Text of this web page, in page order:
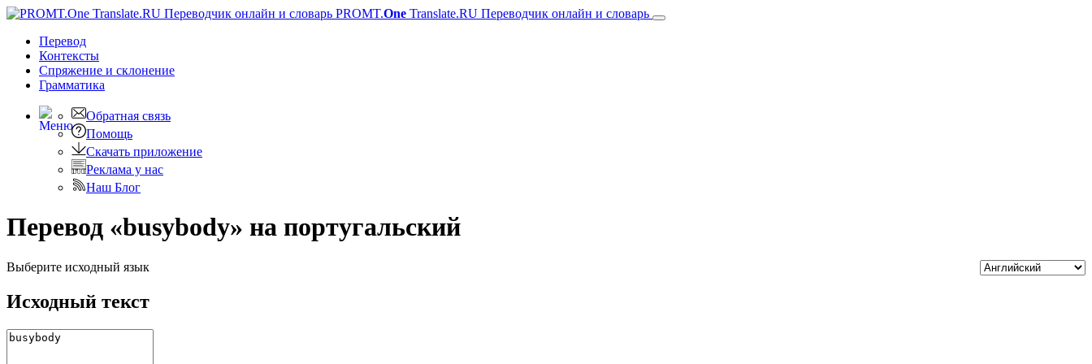
PROMT.One Translate.RU Переводчик онлайн и словарь
Перевод
Контексты
Спряжение и склонение
Грамматика
Обратная связь
Помощь
Скачать приложение
Реклама у нас
Наш Блог
Перевод «busybody» на португальский
Выберите исходный язык
Исходный текст